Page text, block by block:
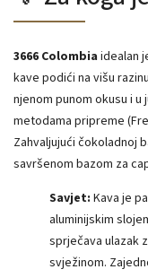
3666 Colombia idealan
kave podići na višu
njenom punom okusu i
metodama pripreme
Zahvaljujući čokoladnoj
savršenom bazom za
Savjet: Kava je
aluminijskim
sprječava ulazak
svježinom.